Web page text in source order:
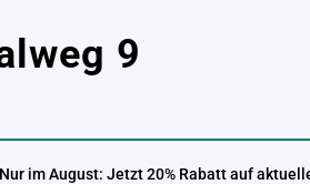
9
Nur im August: Jetzt 20% Rabatt auf